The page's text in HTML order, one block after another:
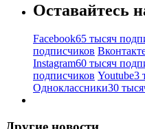
Оставайтесь
Facebook65 тысяч
подписчиков
Instagram60 тысяч
подписчиков Youtube3
Одноклассники30